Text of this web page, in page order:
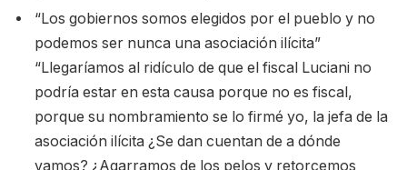
“Los gobiernos somos elegidos por el pueblo y no
podemos ser nunca una asociación ilícita”
“Llegaríamos al ridículo de que el fiscal Luciani no
podría estar en esta causa porque no es fiscal,
porque su nombramiento se lo firmé yo, la jefa de la
asociación ilícita ¿Se dan cuentan de a dónde
vamos? ¿Agarramos de los pelos y retorcemos